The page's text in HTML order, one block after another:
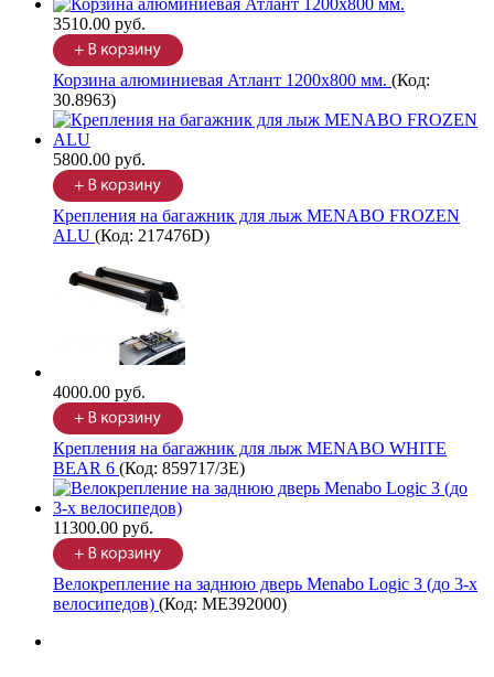
3510.00 руб.
Корзина алюминиевая Атлант 1200х800 мм. (Код:
30.8963)
5800.00 руб.
Крепления на багажник для лыж MENABO FROZEN
ALU (Код: 217476D)
4000.00 руб.
Крепления на багажник для лыж MENABO WHITE
BEAR 6 (Код: 859717/3E)
11300.00 руб.
Велокрепление на заднюю дверь Menabo Logic 3 (до 3-х
велосипедов) (Код: ME392000)